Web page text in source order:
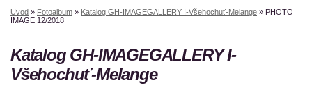
Úvod » Fotoalbum » Katalog GH-IMAGEGALLERY I-Všehochuť-Melange » PHOTO
IMAGE 12/2018
Katalog GH-IMAGEGALLERY I-
Všehochuť-Melange